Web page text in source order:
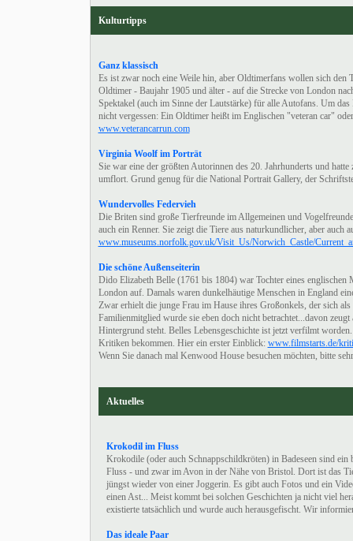
Kulturtipps
Ganz klassisch
Es ist zwar noch eine Weile hin, aber Oldtimerfans wollen sich
Oldtimer - Baujahr 1905 und älter - auf die Strecke von London
Spektakel (auch im Sinne der Lautstärke) für alle Autofans. Um
nicht vergessen: Ein Oldtimer heißt im Englischen "veteran car"
www.veterancarrun.com
Virginia Woolf im Porträt
Sie war eine der größten Autorinnen des 20. Jahrhunderts und
umflort. Grund genug für die National Portrait Gallery, der
Wundervolles Federvieh
Die Briten sind große Tierfreunde im Allgemeinen und
auch ein Renner. Sie zeigt die Tiere aus naturkundlicher, aber
www.museums.norfolk.gov.uk/Visit_Us/Norwich_Castle/
Die schöne Außenseiterin
Dido Elizabeth Belle (1761 bis 1804) war Tochter eines
London auf. Damals waren dunkelhäutige Menschen in England
Zwar erhielt die junge Frau im Hause ihres Großonkels, der sich
Familienmitglied wurde sie eben doch nicht betrachtet...davon
Hintergrund steht. Belles Lebensgeschichte ist jetzt verfilmt
Kritiken bekommen. Hier ein erster Einblick: www.filmstarts.de/
Wenn Sie danach mal Kenwood House besuchen möchten, bitte
Aktuelles
Krokodil im Fluss
Krokodile (oder auch Schnappschildkröten) in Badeseen sind
Fluss - und zwar im Avon in der Nähe von Bristol. Dort ist das
jüngst wieder von einer Joggerin. Es gibt auch Fotos und ein
einen Ast... Meist kommt bei solchen Geschichten ja nicht viel
existierte tatsächlich und wurde auch herausgefischt. Wir
Das ideale Paar